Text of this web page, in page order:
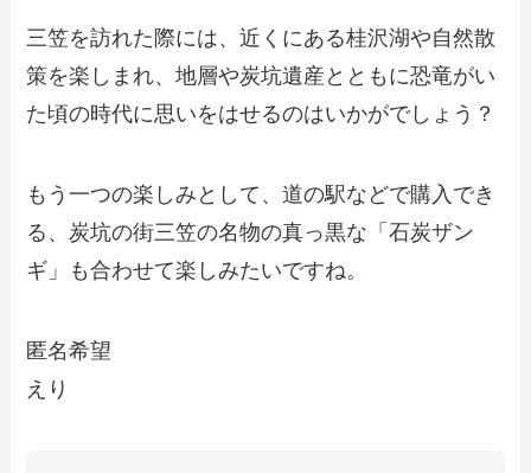
三笠を訪れた際には、近くにある桂沢湖や自然散
策を楽しまれ、地層や炭坑遺産とともに恐竜がい
た頃の時代に思いをはせるのはいかがでしょう？
もう一つの楽しみとして、道の駅などで購入でき
る、炭坑の街三笠の名物の真っ黒な「石炭ザン
ギ」も合わせて楽しみたいですね。
匿名希望
えり